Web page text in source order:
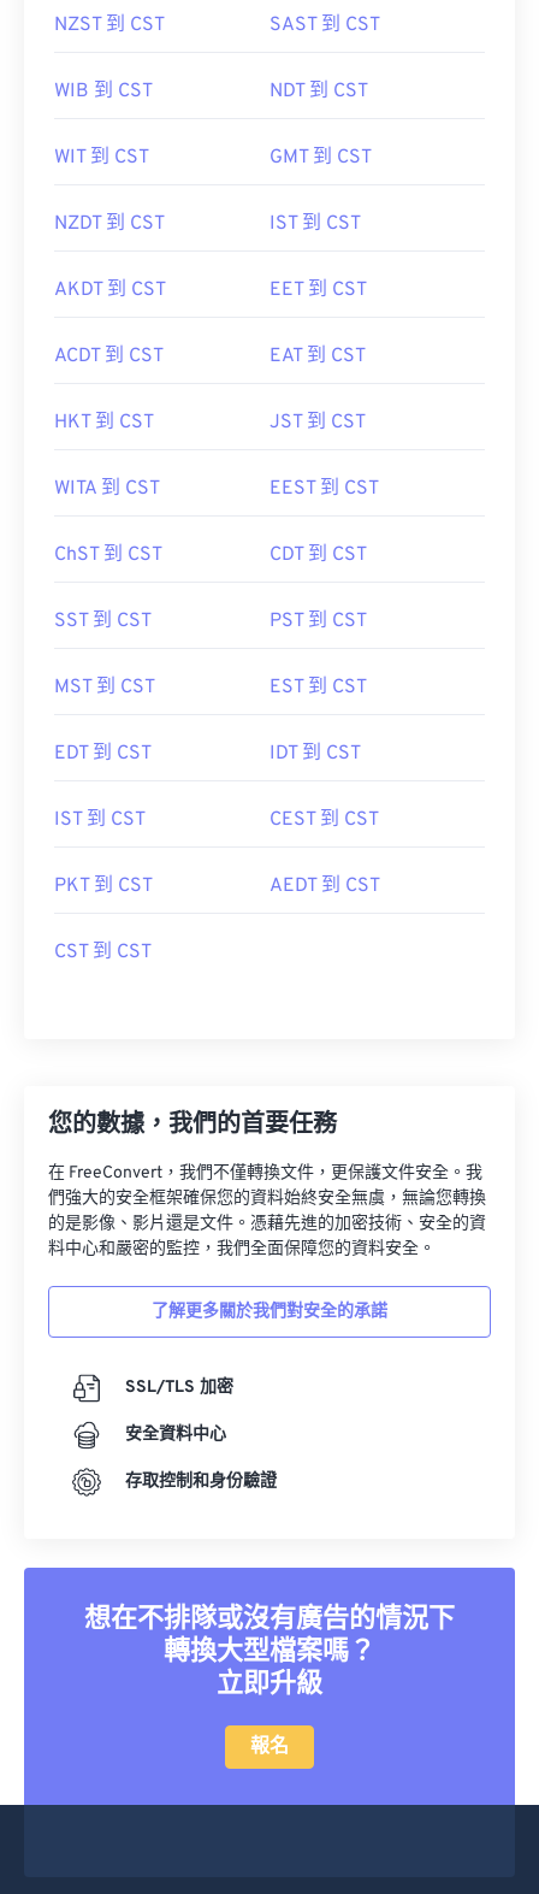
NZST 到 CST SAST 到 CST
WIB 到 CST NDT 到 CST
WIT 到 CST GMT 到 CST
NZDT 到 CST IST 到 CST
AKDT 到 CST EET 到 CST
ACDT 到 CST EAT 到 CST
HKT 到 CST JST 到 CST
WITA 到 CST EEST 到 CST
ChST 到 CST CDT 到 CST
SST 到 CST PST 到 CST
MST 到 CST EST 到 CST
EDT 到 CST IDT 到 CST
IST 到 CST CEST 到 CST
PKT 到 CST AEDT 到 CST
CST 到 CST
您的數據，我們的首要任務
在 FreeConvert，我們不僅轉換文件，更保護文件安全。我
們強大的安全框架確保您的資料始終安全無虞，無論您轉換
的是影像、影片還是文件。憑藉先進的加密技術、安全的資
料中心和嚴密的監控，我們全面保障您的資料安全。
了解更多關於我們對安全的承諾
SSL/TLS 加密
安全資料中心
存取控制和身份驗證
想在不排隊或沒有廣告的情況下
轉換大型檔案嗎？
立即升級
報名